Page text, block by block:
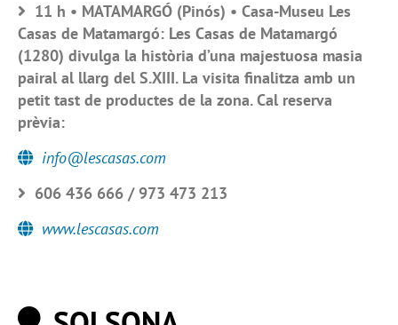
11 h • MATAMARGÓ (Pinós) • Casa-Museu Les
Casas de Matamargó: Les Casas de Matamargó
(1280) divulga la història d’una majestuosa masia
pairal al llarg del S.XIII. La visita finalitza amb un
petit tast de productes de la zona. Cal reserva
prèvia:
info@lescasas.com
606 436 666 / 973 473 213
www.lescasas.com